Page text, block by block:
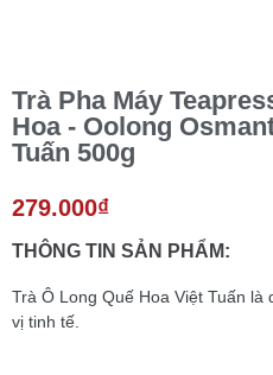
Trà Pha Máy
Hoa - Oolong
Tuấn 500g
279.000₫
THÔNG TIN SẢN PHẨM:
Trà Ô Long Quế Hoa Việt Tuấn
vị tinh tế.